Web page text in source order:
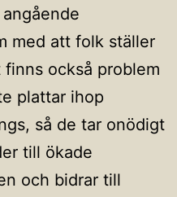
med att folk ställer
också problem
plattar ihop
så de tar onödigt
till ökade
och bidrar till